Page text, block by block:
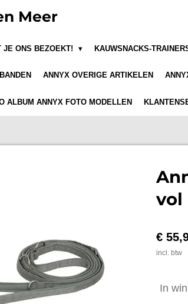
Meer
JE ONS BEZOEKT! KAUWSNACKS-
ANNYX OVERIGE ARTIKELEN
ALBUM ANNYX FOTO MODELLEN
vol
€
incl. btw
In